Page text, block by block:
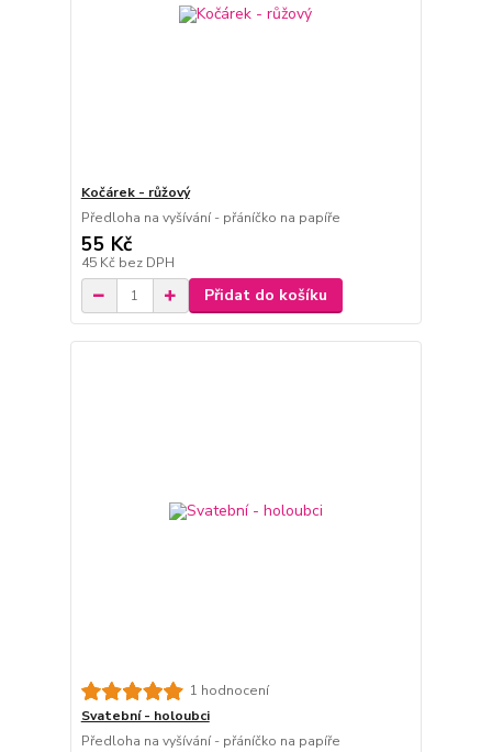
Kočárek - růžový
Předloha na vyšívání - přáníčko na papíře
55 Kč
45 Kč bez DPH
Přidat do košíku
1 hodnocení
Svatební - holoubci
Předloha na vyšívání - přáníčko na papíře